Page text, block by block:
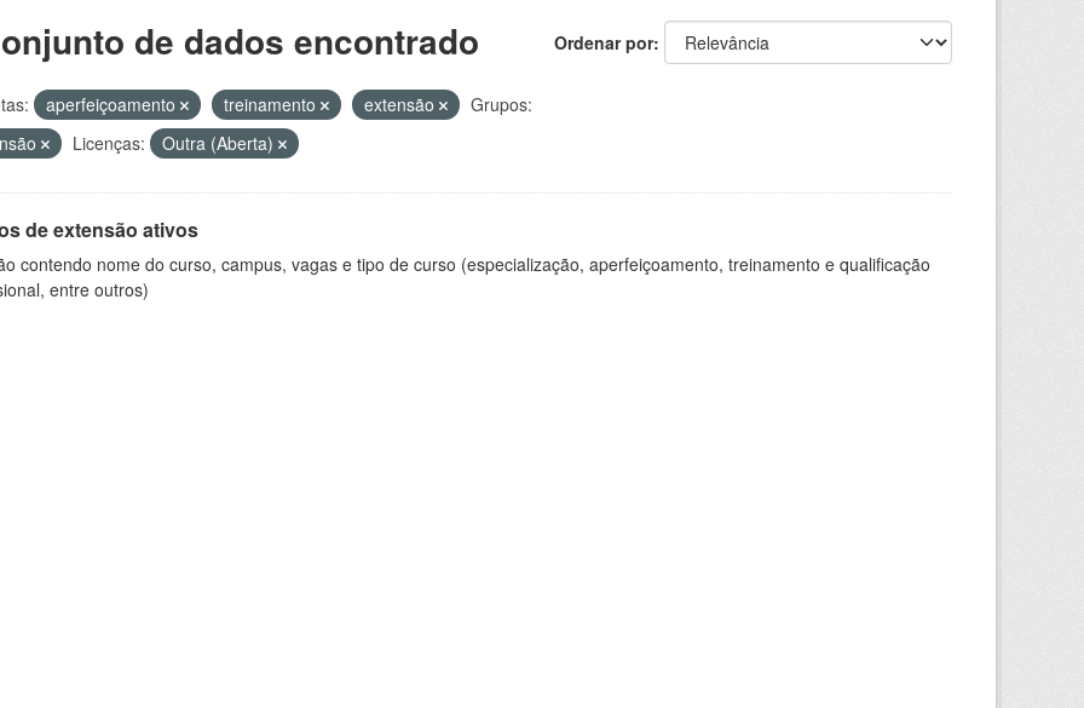
Ordenar por
de dados encontrado
aperfeiçoamento treinamento extensão
Grupos:
Licenças: Outra (Aberta)
de extensão ativos
contendo nome do curso, campus, vagas e tipo de curso (especialização, aperfeiçoamento, treinamento e qualificação
entre outros)